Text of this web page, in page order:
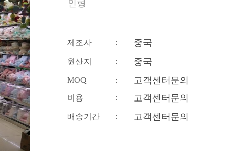
인형
제조사 : 중국
원산지 : 중국
MOQ : 고객센터문의
비용 : 고객센터문의
배송기간 : 고객센터문의